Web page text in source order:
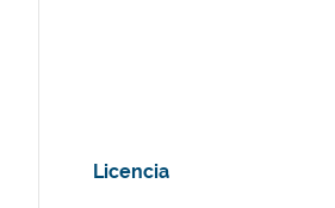
Licencia